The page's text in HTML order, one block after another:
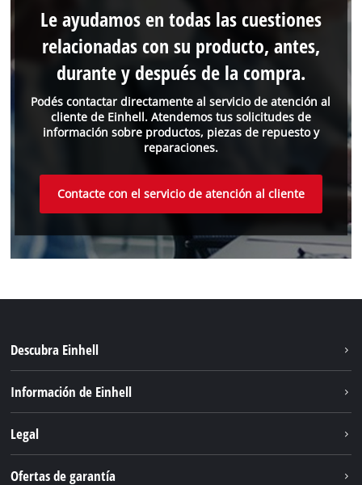
Podés contactar directamente al servicio de atención al
cliente de Einhell. Atendemos tus solicitudes de
información sobre productos, piezas de repuesto y
reparaciones.
Le ayudamos en todas las cuestiones
relacionadas con su producto, antes,
durante y después de la compra.
Contacte con el servicio de atención al cliente
Descubra Einhell
Servicio
Información de Einhell
Legal
Ofertas de garantía